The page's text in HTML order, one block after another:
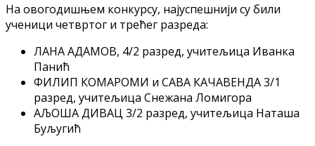
На овогодишњем конкурсу, најуспешнији су били
ученици четвртог и трећег разреда:
ЛАНА АДАМОВ, 4/2 разред, учитељица Иванка
Панић
ФИЛИП КОМАРОМИ и САВА КАЧАВЕНДА 3/1
разред, учитељица Снежана Ломигора
АЉОША ДИВАЦ 3/2 разред, учитељица Наташа
Буљугић